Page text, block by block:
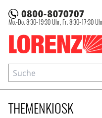
Lorenz
Mo.-Do. 8:30-19:30 Uhr, Fr. 8:30-17:30
THEMENKIOSK
Suche
Zeitschriftensuche